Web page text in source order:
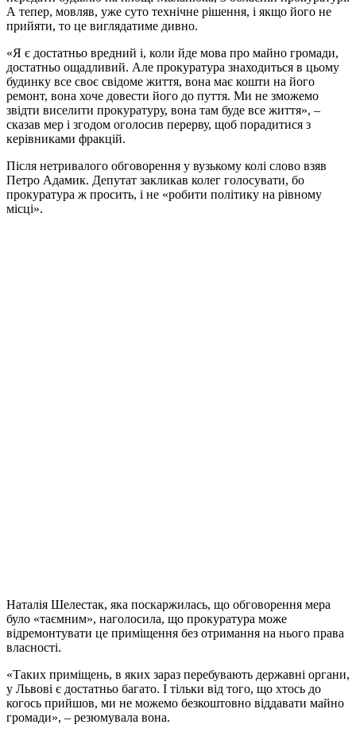
А тепер, мовляв, уже суто технічне рішення, і якщо його не
прийяти, то це виглядатиме дивно.
«Я є достатньо вредний і, коли йде мова про майно громади,
достатньо ощадливий. Але прокуратура знаходиться в цьому
будинку все своє свідоме життя, вона має кошти на його
ремонт, вона хоче довести його до пуття. Ми не зможемо
звідти виселити прокуратуру, вона там буде все життя», –
сказав мер і згодом оголосив перерву, щоб порадитися з
керівниками фракцій.
Після нетривалого обговорення у вузькому колі слово взяв
Петро Адамик. Депутат закликав колег голосувати, бо
прокуратура ж просить, і не «робити політику на рівному
місці».
Наталія Шелестак, яка поскаржилась, що обговорення мера
було «таємним», наголосила, що прокуратура може
відремонтувати це приміщення без отримання на нього права
власності.
«Таких приміщень, в яких зараз перебувають державні органи,
у Львові є достатньо багато. І тільки від того, що хтось до
когось прийшов, ми не можемо безкоштовно віддавати майно
громади», – резюмувала вона.